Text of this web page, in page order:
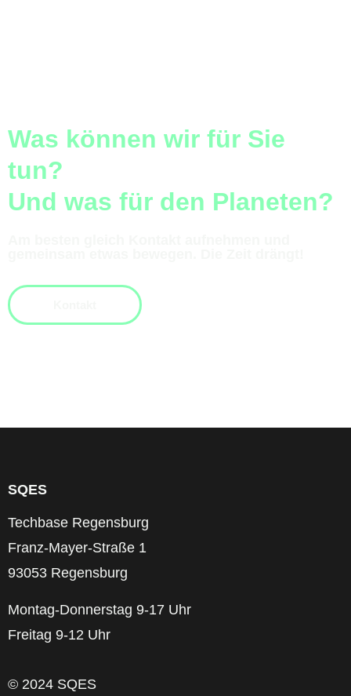
Was können wir für Sie
tun?
Und was für den Planeten?
SQES
Techbase Regensburg
Franz-Mayer-Straße 1
93053 Regensburg
Montag-Donnerstag 9-17 Uhr
Freitag 9-12 Uhr
© 2024 SQES